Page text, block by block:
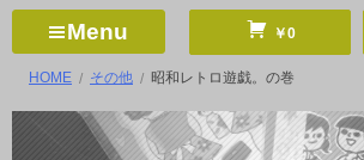
ッ
Menu ￥0
HOME その他 昭和レトロ遊戯。の巻